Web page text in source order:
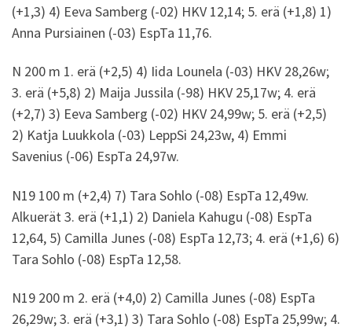
(+1,3) 4) Eeva Samberg (-02) HKV 12,14; 5. erä (+1,8) 1)
Anna Pursiainen (-03) EspTa 11,76.
N 200 m 1. erä (+2,5) 4) Iida Lounela (-03) HKV 28,26w;
3. erä (+5,8) 2) Maija Jussila (-98) HKV 25,17w; 4. erä
(+2,7) 3) Eeva Samberg (-02) HKV 24,99w; 5. erä (+2,5)
2) Katja Luukkola (-03) LeppSi 24,23w, 4) Emmi
Savenius (-06) EspTa 24,97w.
N19 100 m (+2,4) 7) Tara Sohlo (-08) EspTa 12,49w.
Alkuerät 3. erä (+1,1) 2) Daniela Kahugu (-08) EspTa
12,64, 5) Camilla Junes (-08) EspTa 12,73; 4. erä (+1,6) 6)
Tara Sohlo (-08) EspTa 12,58.
N19 200 m 2. erä (+4,0) 2) Camilla Junes (-08) EspTa
26,29w; 3. erä (+3,1) 3) Tara Sohlo (-08) EspTa 25,99w; 4.